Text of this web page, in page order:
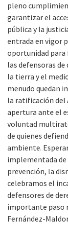
pleno
garantizar el
pública y la
entrada en vigor
oportunidad para
las defensoras de
la tierra y el
menudo quedan
la ratificación del
apertura ante el
voluntad
de quienes
ambiente.
implementada
prevención, la
celebramos el
defensores de
importante paso
Fernández-